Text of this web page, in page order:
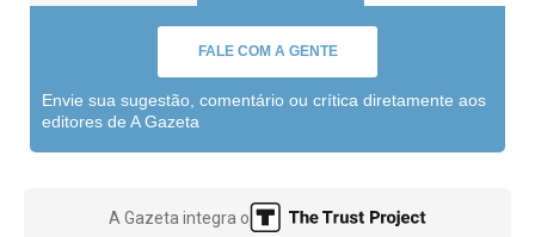
FALE COM A GENTE
Envie sua sugestão, comentário ou crítica diretamente aos
editores de A Gazeta
A Gazeta integra o